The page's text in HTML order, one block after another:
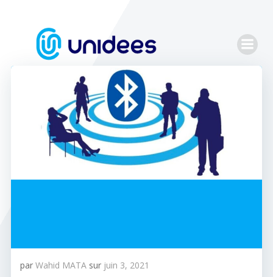
contenu
par Wahid MATA sur juin 3, 2021